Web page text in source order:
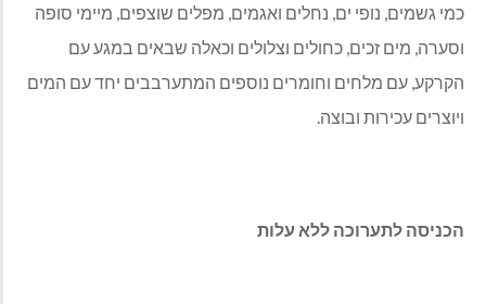
כמי גשמים, נופי ים, נחלים ואגמים, מפלים שוצפים, מיימי סופה
וסערה, מים זכים, כחולים וצלולים וכאלה שבאים במגע עם
הקרקע, עם מלחים וחומרים נוספים המתערבבים יחד עם המים
ויוצרים עכירות ובוצה.
הכניסה לתערוכה ללא עלות